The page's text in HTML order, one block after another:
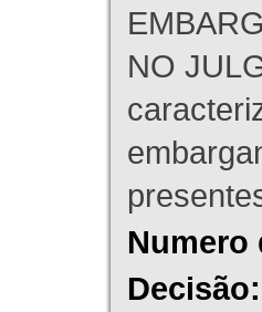
NO
Numero
Decisão: